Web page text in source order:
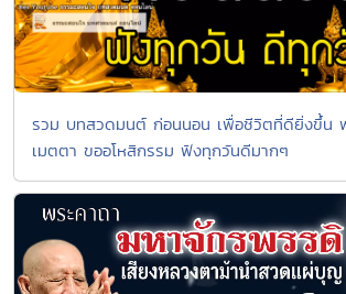
รวม บทสวดมนต์ ก่อนนอน เพื่อชีวิตที่ดียิ่งขึ้น
เมตตา ขออโหสิกรรม ฟังทุกวันดีมากๆ